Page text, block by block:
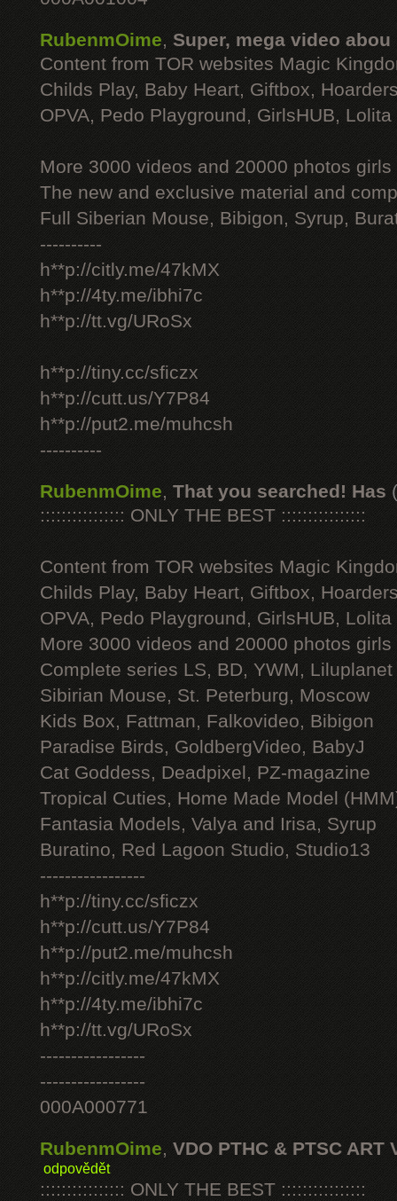
RubenmOime, Super, mega video abou
Content from TOR websites Magic
Childs Play, Baby Heart, Giftbox,
OPVA, Pedo Playground, GirlsHUB, Lolita
More 3000 videos and 20000 photos
The new and exclusive material and
Full Siberian Mouse, Bibigon, Syrup,
----------
h**p://citly.me/47kMX
h**p://4ty.me/ibhi7c
h**p://tt.vg/URoSx
h**p://tiny.cc/sficzx
h**p://cutt.us/Y7P84
h**p://put2.me/muhcsh
----------
RubenmOime, That you searched! Has
:::::::::::::::: ONLY THE BEST ::::::::::::::::
Content from TOR websites Magic
Childs Play, Baby Heart, Giftbox,
OPVA, Pedo Playground, GirlsHUB, Lolita
More 3000 videos and 20000 photos
Complete series LS, BD, YWM, Liluplanet
Sibirian Mouse, St. Peterburg, Moscow
Kids Box, Fattman, Falkovideo, Bibigon
Paradise Birds, GoldbergVideo, BabyJ
Cat Goddess, Deadpixel, PZ-magazine
Tropical Cuties, Home Made Model
Fantasia Models, Valya and Irisa, Syrup
Buratino, Red Lagoon Studio, Studio13
-----------------
h**p://tiny.cc/sficzx
h**p://cutt.us/Y7P84
h**p://put2.me/muhcsh
h**p://citly.me/47kMX
h**p://4ty.me/ibhi7c
h**p://tt.vg/URoSx
-----------------
-----------------
000A000771
RubenmOime, VDO PTHC & PTSC ART
odpovědět
:::::::::::::::: ONLY THE BEST ::::::::::::::::